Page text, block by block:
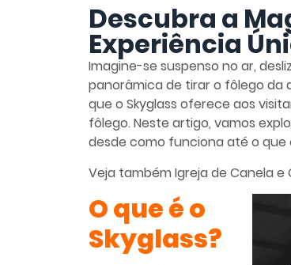
Descubra a
Experiência
Imagine-se suspenso no ar,
panorâmica de tirar o fôlego da
que o Skyglass oferece aos
fôlego. Neste artigo, vamos
desde como funciona até o
Veja tambémIgreja de Canelae
O que é o
Skyglass?